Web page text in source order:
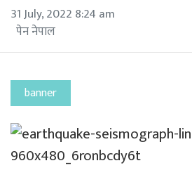
31 July, 2022 8:24 am
पेन नेपाल
banner